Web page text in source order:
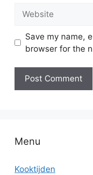
Save my name,
browser for the
Menu
Kooktijden